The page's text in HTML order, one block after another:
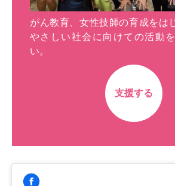
がん教育、女性技師の育成をは
やさしい社会に向けての活動
い。
支援する